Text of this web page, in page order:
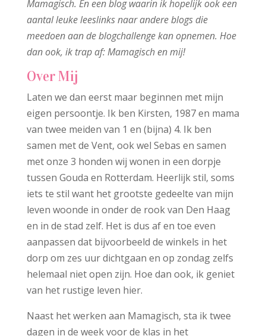
Mamagisch. En een blog waarin ik hopelijk ook een
aantal leuke leeslinks naar andere blogs die
meedoen aan de blogchallenge kan opnemen. Hoe
dan ook, ik trap af: Mamagisch en mij!
Over Mij
Laten we dan eerst maar beginnen met mijn
eigen persoontje. Ik ben Kirsten, 1987 en mama
van twee meiden van 1 en (bijna) 4. Ik ben
samen met de Vent, ook wel Sebas en samen
met onze 3 honden wij wonen in een dorpje
tussen Gouda en Rotterdam. Heerlijk stil, soms
iets te stil want het grootste gedeelte van mijn
leven woonde in onder de rook van Den Haag
en in de stad zelf. Het is dus af en toe even
aanpassen dat bijvoorbeeld de winkels in het
dorp om zes uur dichtgaan en op zondag zelfs
helemaal niet open zijn. Hoe dan ook, ik geniet
van het rustige leven hier.
Naast het werken aan Mamagisch, sta ik twee
dagen in de week voor de klas in het